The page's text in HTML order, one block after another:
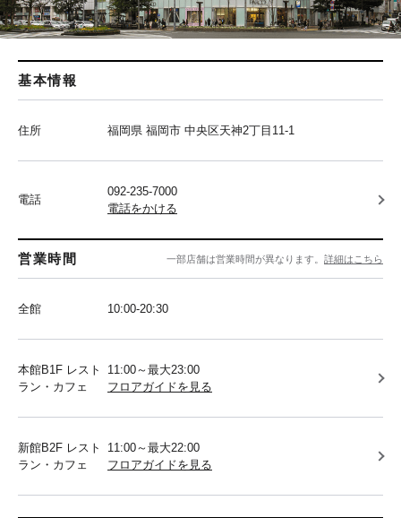
基本情報
住所 福岡県 福岡市 中央区天神2丁目11-1
電話
092-235-7000
電話をかける
営業時間 一部店舗は営業時間が異なります。 詳細はこちら
全館 10:00-20:30
本館B1F レスト
ラン・カフェ
11:00～最大23:00
フロアガイドを見る
新館B2F レスト
ラン・カフェ
11:00～最大22:00
フロアガイドを見る